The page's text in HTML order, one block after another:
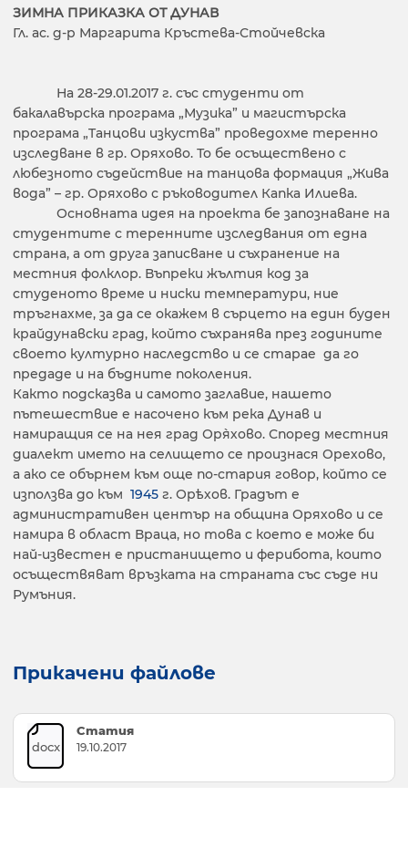
ЗИМНА ПРИКАЗКА ОТ ДУНАВ
Гл. ас. д-р Маргарита Кръстева-Стойчевска
На 28-29.01.2017 г. със студенти от
бакалавърска програма „Музика” и магистърска
програма „Tанцови изкуства” проведохме теренно
изследване в гр. Оряхово. То бе осъществено с
любезното съдействие на танцова формация „Жива
вода” – гр. Оряхово с ръководител Капка Илиева.
Основната идея на проекта бе запознаване на
студентите с теренните изследвания от една
страна, а от друга записване и съхранение на
местния фолклор. Въпреки жълтия код за
студеното време и ниски температури, ние
тръгнахме, за да се окажем в сърцето на един буден
крайдунавски град, който съхранява през годините
своето културно наследство и се старае да го
предаде и на бъдните поколения.
Както подсказва и самото заглавие, нашето
пътешествие е насочено към река Дунав и
намиращия се на нея град Оря̀хово. Според местния
диалект името на селището се произнася Орехово,
а ако се обърнем към още по-стария говор, който се
използва до към 1945 г. Орѣхов. Градът е
административен център на община Оряхово и се
намира в област Враца, но това с което е може би
най-известен е пристанището и ферибота, които
осъществяват връзката на страната със съде ни
Румъния.
Прикачени файлове
docx
Статия
19.10.2017